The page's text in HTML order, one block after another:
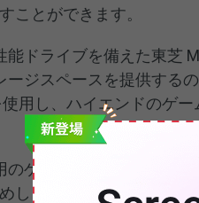
ことができます。
能ドライブを備えた東芝
ージスペースを提供する
用し、ハイエンドのゲ
のゲームを保存する場合
します。ただし、この東